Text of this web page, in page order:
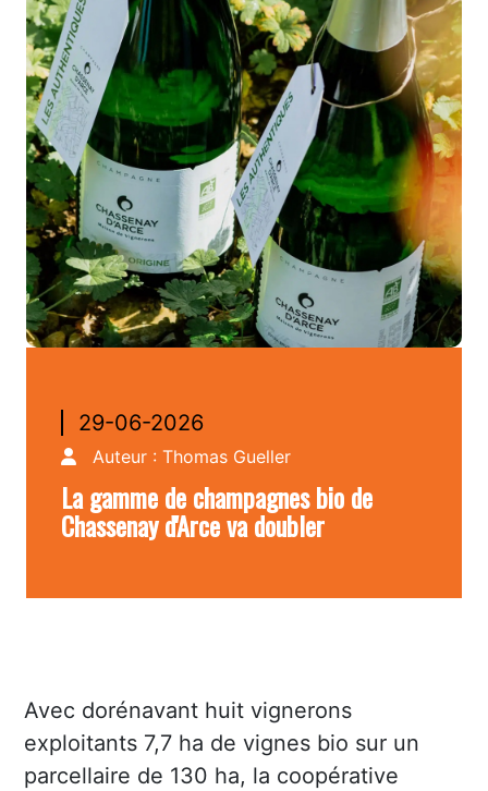
Auteur : Thomas Gueller
29-06-2026
La gamme de champagnes bio de
Chassenay d'Arce va doubler
Avec dorénavant huit vignerons
exploitants 7,7 ha de vignes bio sur un
parcellaire de 130 ha, la coopérative